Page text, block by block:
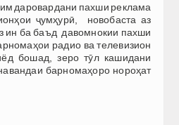
даровардани пахши реклама
ҷумҳурӣ, новобаста аз
ин ба баъд давомнокии пахши
радио ва телевизион
бошад, зеро тӯл кашидани
барномаҳоро нороҳат